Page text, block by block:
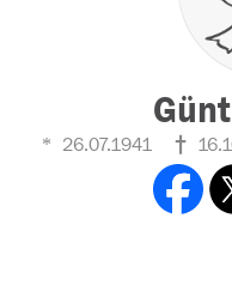
26.07.1941